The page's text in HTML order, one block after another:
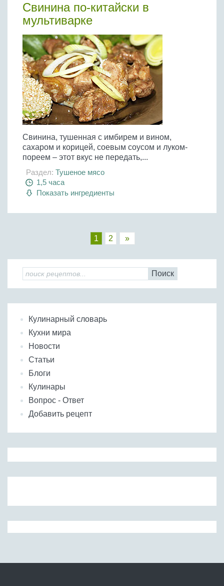
Свинина по-китайски в
мультиварке
Свинина, тушенная с имбирем и вином,
сахаром и корицей, соевым соусом и луком-
пореем – этот вкус не передать,...
Раздел: Тушеное мясо
1,5 часа
Показать ингредиенты
1 2 »
Поиск
Кулинарный словарь
Кухни мира
Новости
Статьи
Блоги
Кулинары
Вопрос - Ответ
Добавить рецепт